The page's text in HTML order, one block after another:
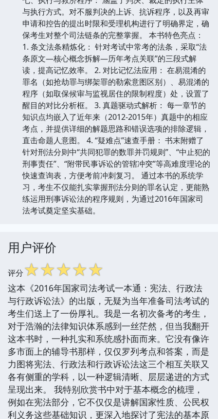
与执行方式。对不服判决的上诉、抗诉程序，以及再审
申请和控告的提出时限和受理机构进行了明确界定，确
保考生对整个司法链条的完整掌握。 本书特色亮点：
1. 条文法条精炼化： 针对考试中常考的法条，采取“法
条原文—核心概念拆解—历年考点关联”的三段式解
读，提高记忆效率。 2. 对比记忆法应用： 在易混淆的
罪名（如抢劫罪与绑架罪的勒索意图区别）、易混淆的
程序（如取保候审与监视居住的限制程度）处，设置了
醒目的对比分析框。 3. 真题驱动式解析： 每一章节的
知识点均嵌入了近年来（2012-2015年）真题中的相应
考点，并提供详细的解题思路和错误选项的排除逻辑，
直击命题人意图。 4. “疑难点”速查手册： 书末附赠了
针对刑法分则中“共同犯罪的数罪并罚规则”、“中止犯的
刑事责任”、“附带民事诉讼的管辖冲突”等高难度理论的
快速查询表，方便考前冲刺复习。 通过本书的系统学
习，考生不仅能扎实掌握刑法分则的罪名认定，更能熟
练运用刑事诉讼法的程序规则，为通过2016年国家司
法考试奠定坚实基础。
用户评价
评分☆☆☆☆☆
这本《2016年国家司法考试一本通：宪法、行政法
与行政诉讼法》的出版，无疑为当年准备司法考试的
考生们送上了一份厚礼。我是一名初次备考的考生，
对于浩瀚的法律知识体系感到一丝茫然，但当我翻开
这本书时，一种扎实和系统感扑面而来。它没有像许
多市面上的辅导书那样，仅仅罗列考点和答案，而是
力图将宪法、行政法和行政诉讼法这三个相互关联又
各有侧重的学科，以一种逻辑清晰、层层递进的方式
呈现出来。 我特别欣赏书中对于基本概念的梳理，
例如在宪法部分，它不仅仅是讲解国家性质、公民权
利义务这些基础知识，更深入地探讨了宪法的基本原